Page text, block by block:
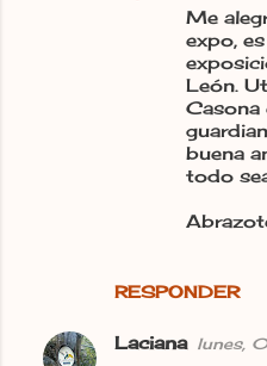
RESPONDER
Me
expo,
León.
Casona
buena
todo
Laciana lunes,